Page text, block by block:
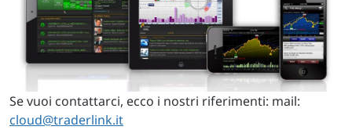
Se vuoi contattarci, ecco i nostri riferimenti: mail:
cloud@traderlink.it